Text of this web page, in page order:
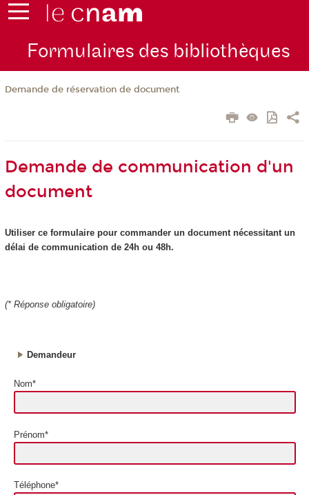
Formulaires des bibliothèques
Demande de réservation de document
Demande de communication d'un
document
Utiliser ce formulaire pourcommanderun document nécessitant un
délai de communication de 24h ou 48h.
(* Réponse obligatoire)
Demandeur
Nom*
Prénom*
Téléphone*